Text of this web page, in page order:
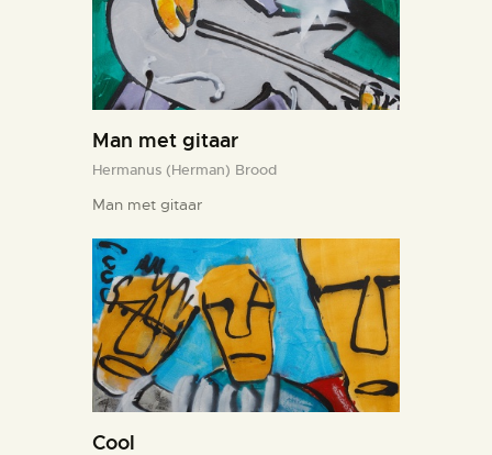
Man met gitaar
Hermanus (Herman) Brood
Man met gitaar
Cool